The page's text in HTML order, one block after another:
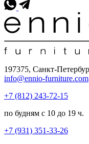
197375, Санкт-
info@ennio-furniture.com
+7 (812) 243-72-15
по будням с 10 до 19 ч.
+7 (931) 351-33-26